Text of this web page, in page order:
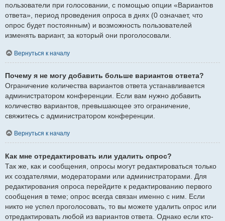
пользователи при голосовании, с помощью опции «Вариантов
ответа», период проведения опроса в днях (0 означает, что
опрос будет постоянным) и возможность пользователей
изменять вариант, за который они проголосовали.
Вернуться к началу
Почему я не могу добавить больше вариантов ответа?
Ограничение количества вариантов ответа устанавливается
администратором конференции. Если вам нужно добавить
количество вариантов, превышающее это ограничение,
свяжитесь с администратором конференции.
Вернуться к началу
Как мне отредактировать или удалить опрос?
Так же, как и сообщения, опросы могут редактироваться только
их создателями, модераторами или администраторами. Для
редактирования опроса перейдите к редактированию первого
сообщения в теме; опрос всегда связан именно с ним. Если
никто не успел проголосовать, то вы можете удалить опрос или
отредактировать любой из вариантов ответа. Однако если кто-